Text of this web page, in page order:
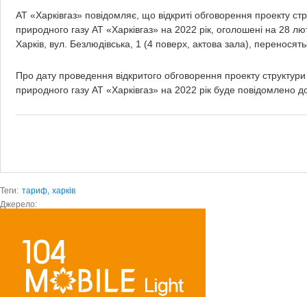
АТ «Харківгаз» повідомляє, що відкриті обговорення проекту
природного газу АТ «Харківгаз» на 2022 рік, оголошені на 28
Харків, вул. Безлюдівська, 1 (4 поверх, актова зала),
Про дату проведення відкритого обговорення проекту
природного газу АТ «Харківгаз» на 2022 рік буде повідомлено
Теги: тариф, харків
Джерело: